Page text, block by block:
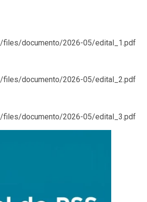
files/documento/2026-05/edital_1.pdf
files/documento/2026-05/edital_2.pdf
files/documento/2026-05/edital_3.pdf